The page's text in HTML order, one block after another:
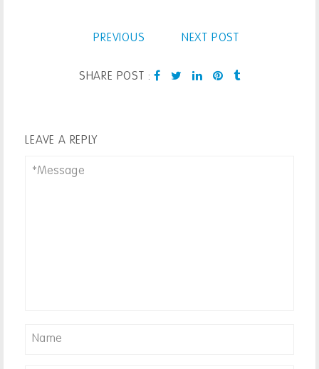
PREVIOUS NEXT POST
SHARE POST :
LEAVE A REPLY